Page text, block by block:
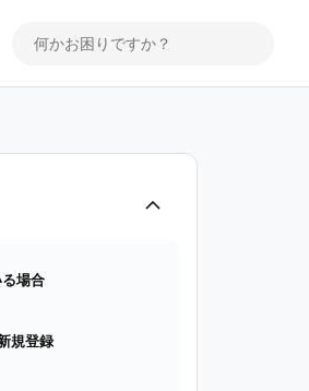
場合
規登録